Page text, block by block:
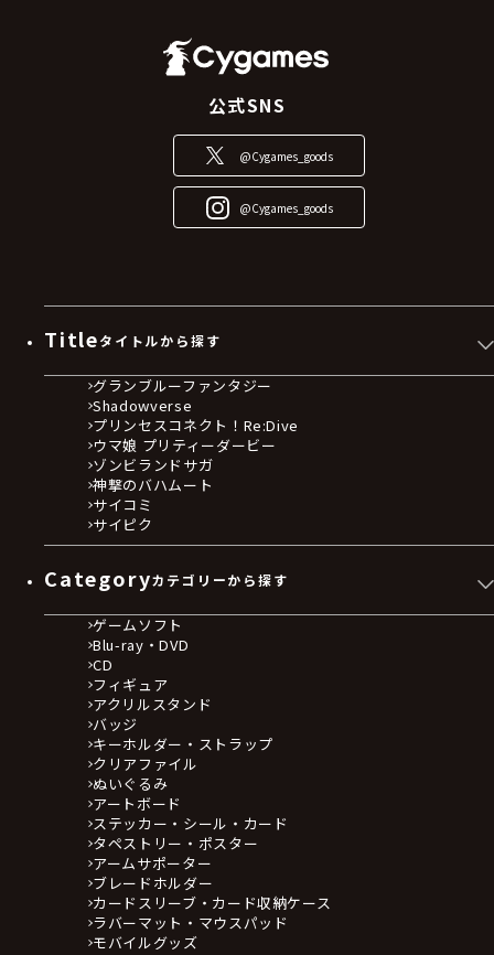
公式SNS
@Cygames_goods
@Cygames_goods
Titleタイトルから探す
グランブルーファンタジー
Shadowverse
プリンセスコネクト！Re:Dive
ウマ娘 プリティーダービー
ゾンビランドサガ
神撃のバハムート
サイコミ
サイピク
Categoryカテゴリーから探す
ゲームソフト
Blu-ray・DVD
CD
フィギュア
アクリルスタンド
バッジ
キーホルダー・ストラップ
クリアファイル
ぬいぐるみ
アートボード
ステッカー・シール・カード
タペストリー・ポスター
アームサポーター
ブレードホルダー
カードスリーブ・カード収納ケース
ラバーマット・マウスパッド
モバイルグッズ